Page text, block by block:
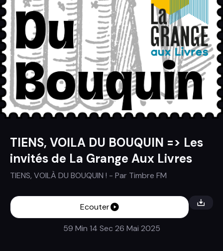
TIENS, VOILA DU BOUQUIN => Les
invités de La Grange Aux Livres
TIENS, VOILÀ DU BOUQUIN ! - Par Timbre FM
Ecouter
59 Min 14 Sec 26 Mai 2025